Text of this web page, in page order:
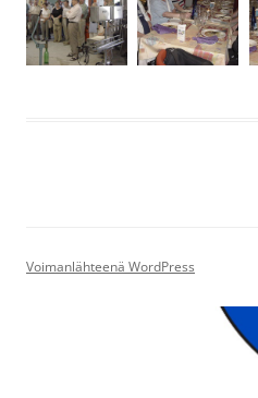
Voimanlähteenä WordPress